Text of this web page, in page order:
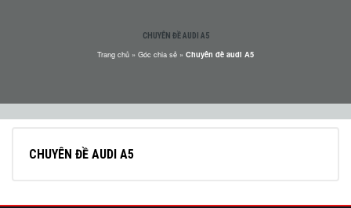
CHUYÊN ĐỀ AUDI A5
Trang chủ » Góc chia sẻ » Chuyên đề audi A5
CHUYÊN ĐỀ AUDI A5